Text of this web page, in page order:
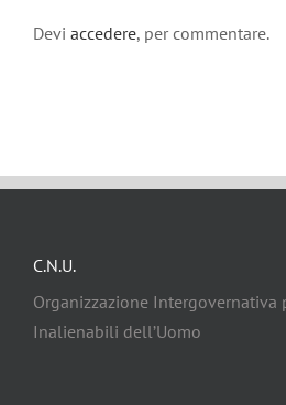
Devi accedere, per commentare.
C.N.U.
Organizzazione
Inalienabili dell’Uomo